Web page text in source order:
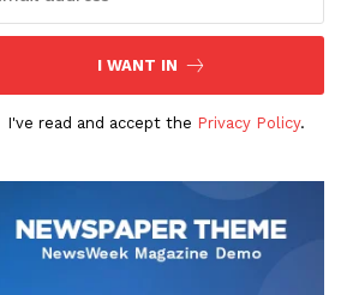
I WANT IN
I've read and accept the Privacy Policy.